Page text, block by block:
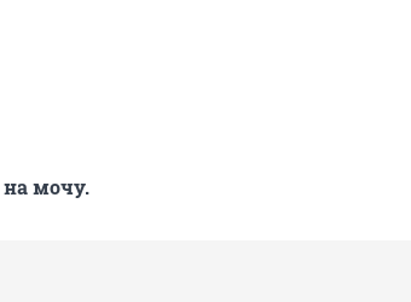
на мочу.